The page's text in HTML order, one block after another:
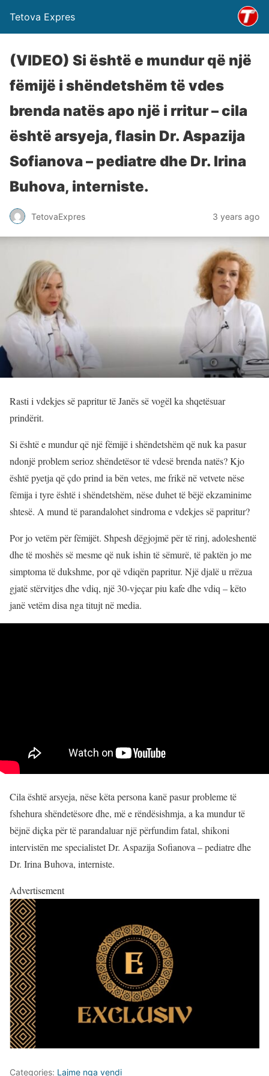
Tetova Expres
(VIDEO) Si është e mundur që një
fëmijë i shëndetshëm të vdes
brenda natës apo një i rritur – cila
është arsyeja, flasin Dr. Aspazija
Sofianova – pediatre dhe Dr. Irina
Buhova, interniste.
TetovaExpres 3 years ago
Rasti i vdekjes së papritur të Janës së vogël ka shqetësuar
prindërit.
Si është e mundur që një fëmijë i shëndetshëm që nuk ka pasur
ndonjë problem serioz shëndetësor të vdesë brenda natës? Kjo
është pyetja që çdo prind ia bën vetes, me frikë në vetvete nëse
fëmija i tyre është i shëndetshëm, nëse duhet të bëjë ekzaminime
shtesë. A mund të parandalohet sindroma e vdekjes së papritur?
Por jo vetëm për fëmijët. Shpesh dëgjojmë për të rinj, adoleshentë
dhe të moshës së mesme që nuk ishin të sëmurë, të paktën jo me
simptoma të dukshme, por që vdiqën papritur. Një djalë u rrëzua
gjatë stërvitjes dhe vdiq, një 30-vjeçar piu kafe dhe vdiq – këto
janë vetëm disa nga titujt në media.
Cila është arsyeja, nëse këta persona kanë pasur probleme të
fshehura shëndetësore dhe, më e rëndësishmja, a ka mundur të
bëjnë diçka për të parandaluar një përfundim fatal, shikoni
intervistën me specialistet Dr. Aspazija Sofianova – pediatre dhe
Dr. Irina Buhova, interniste.
Advertisement
Categories: Lajme nga vendi